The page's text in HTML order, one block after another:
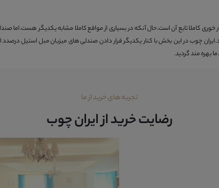
کاملا تابع آن است.حال آنکه در بسیاری از مواقع کاملا مشابه یکدیگر هست.اما
چوب در این بخش با کنار یکدیگر قرار دادن صندلی های میزبان مبل استیل درصدد
بهره مند گردید.
تجربه های خرید از ما
رضایت خرید از ایران چوب